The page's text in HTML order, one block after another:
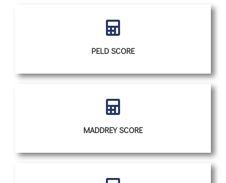
PELD SCORE
MADDREY SCORE